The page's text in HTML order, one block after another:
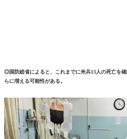
◎国防総省によると、これまでに米兵13人の死亡を
らに増える可能性がある。